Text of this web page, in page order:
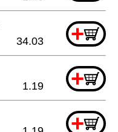
+
34.03
+
1.19
+